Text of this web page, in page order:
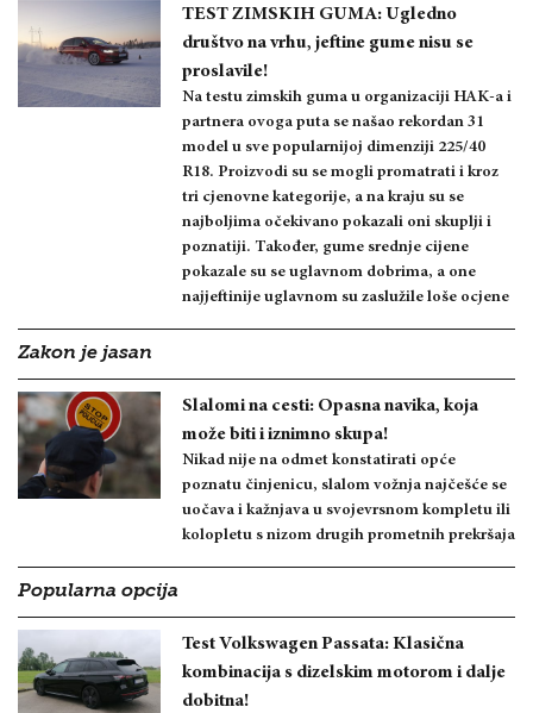
TEST ZIMSKIH GUMA: Ugledno
društvo na vrhu, jeftine gume nisu se
proslavile!
Na testu zimskih guma u organizaciji HAK-a i
partnera ovoga puta se našao rekordan 31
model u sve popularnijoj dimenziji 225/40
R18. Proizvodi su se mogli promatrati i kroz
tri cjenovne kategorije, a na kraju su se
najboljima očekivano pokazali oni skuplji i
poznatiji. Također, gume srednje cijene
pokazale su se uglavnom dobrima, a one
najjeftinije uglavnom su zaslužile loše ocjene
Zakon je jasan
Slalomi na cesti: Opasna navika, koja
može biti i iznimno skupa!
Nikad nije na odmet konstatirati opće
poznatu činjenicu, slalom vožnja najčešće se
uočava i kažnjava u svojevrsnom kompletu ili
kolopletu s nizom drugih prometnih prekršaja
Popularna opcija
Test Volkswagen Passata: Klasična
kombinacija s dizelskim motorom i dalje
dobitna!